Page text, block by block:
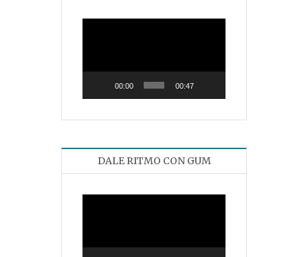
00:00 00:47
DALE RITMO CON GUM